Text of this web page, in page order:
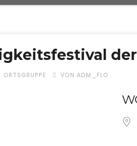
ORTSGRUPPE VON ADM_FLO